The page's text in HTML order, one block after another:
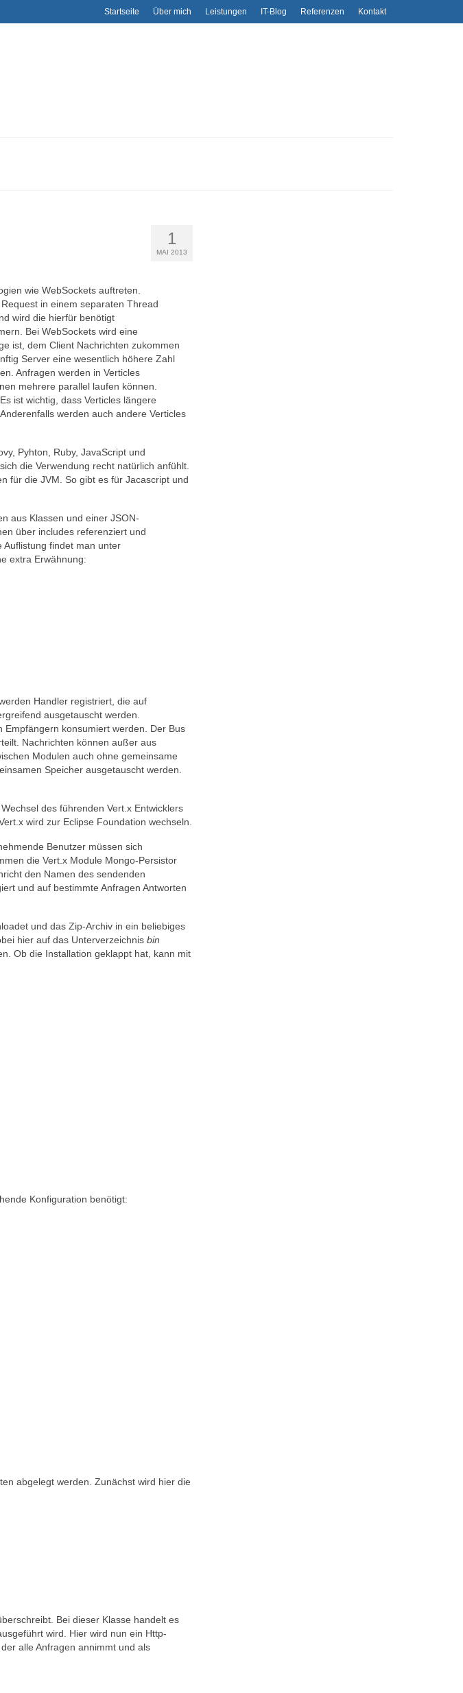
Startseite Über mich Leistungen IT-Blog Referenzen Kontakt
1
MAI 2013
wie WebSockets auftreten.
in einem separaten Thread
wird die hierfür benötigt
Bei WebSockets wird eine
ist, dem Client Nachrichten zukommen
Server eine wesentlich höhere Zahl
Anfragen werden in Verticles
mehrere parallel laufen können.
ist wichtig, dass Verticles längere
werden auch andere Verticles
Pyhton, Ruby, JavaScript und
die Verwendung recht natürlich anfühlt.
für die JVM. So gibt es für Jacascript und
aus Klassen und einer JSON-
über includes referenziert und
Auflistung findet man unter
extra Erwähnung:
Handler registriert, die auf
ausgetauscht werden.
konsumiert werden. Der Bus
Nachrichten können außer aus
Modulen auch ohne gemeinsame
Speicher ausgetauscht werden.
des führenden Vert.x Entwicklers
wird zur Eclipse Foundation wechseln.
Benutzer müssen sich
die Vert.x Module Mongo-Persistor
den Namen des sendenden
und auf bestimmte Anfragen Antworten
und das Zip-Archiv in ein beliebiges
hier auf das Unterverzeichnis bin
Ob die Installation geklappt hat, kann mit
Konfiguration benötigt:
abgelegt werden. Zunächst wird hier die
Bei dieser Klasse handelt es
wird. Hier wird nun ein Http-
alle Anfragen annimmt und als